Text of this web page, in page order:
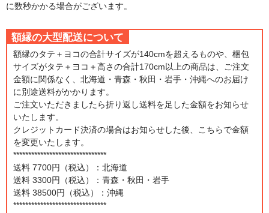
に数秒かかる場合がございます。
額縁の大型配送について
額縁のタテ＋ヨコの合計サイズが140cmを超えるものや、梱包
サイズがタテ＋ヨコ＋高さの合計170cm以上の商品は、ご注文
金額に関係なく、北海道・青森・秋田・岩手・沖縄へのお届け
に別途送料がかかります。
ご注文いただきましたら折り返し送料を足した金額をお知らせ
いたします。
クレジットカード決済の場合はお知らせした後、こちらで金額
を変更いたします。
*******************************
送料 7700円（税込）：北海道
送料 3300円（税込）：青森・秋田・岩手
送料 38500円（税込）：沖縄
*******************************